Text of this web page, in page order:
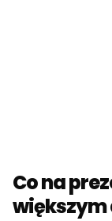
Co na
większym